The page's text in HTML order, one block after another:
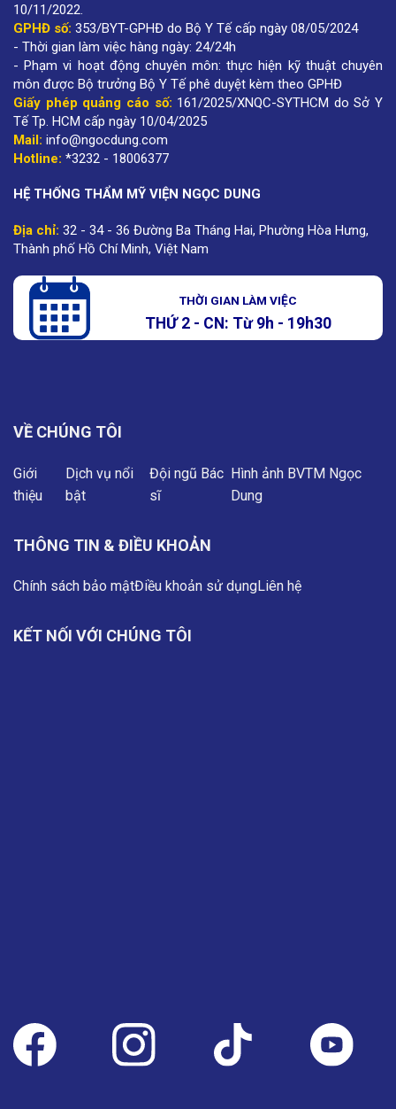
10/11/2022.
GPHĐ số: 353/BYT-GPHĐ do Bộ Y Tế cấp ngày 08/05/2024
- Thời gian làm việc hàng ngày: 24/24h
- Phạm vi hoạt động chuyên môn: thực hiện kỹ thuật chuyên
môn được Bộ trưởng Bộ Y Tế phê duyệt kèm theo GPHĐ
Giấy phép quảng cáo số: 161/2025/XNQC-SYTHCM do Sở Y
Tế Tp. HCM cấp ngày 10/04/2025
Mail: info@ngocdung.com
Hotline: *3232 - 18006377
HỆ THỐNG THẨM MỸ VIỆN NGỌC DUNG
Địa chỉ: 32 - 34 - 36 Đường Ba Tháng Hai, Phường Hòa Hưng,
Thành phố Hồ Chí Minh, Việt Nam
THỜI GIAN LÀM VIỆC
THỨ 2 - CN: Từ 9h - 19h30
VỀ CHÚNG TÔI
Giới
thiệu
Dịch vụ nổi
bật
Đội ngũ Bác
sĩ
Hình ảnh BVTM Ngọc
Dung
THÔNG TIN & ĐIỀU KHOẢN
Chính sách bảo mậtĐiều khoản sử dụngLiên hệ
KẾT NỐI VỚI CHÚNG TÔI